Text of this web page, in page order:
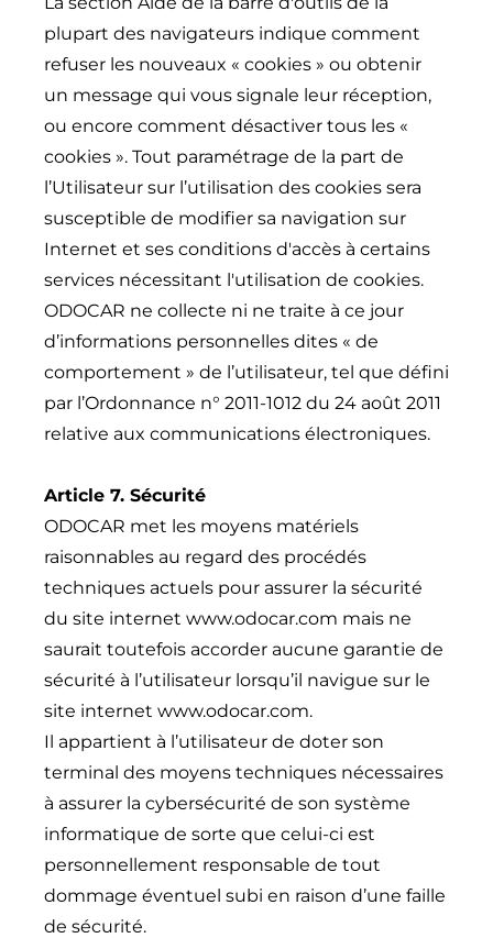
plupart des navigateurs indique comment
refuser les nouveaux « cookies » ou obtenir
un message qui vous signale leur réception,
ou encore comment désactiver tous les «
cookies ». Tout paramétrage de la part de
l’Utilisateur sur l’utilisation des cookies sera
susceptible de modifier sa navigation sur
Internet et ses conditions d'accès à certains
services nécessitant l'utilisation de cookies.
ODOCAR ne collecte ni ne traite à ce jour
d’informations personnelles dites « de
comportement » de l’utilisateur, tel que défini
par l’Ordonnance n° 2011-1012 du 24 août 2011
relative aux communications électroniques.
Article 7. Sécurité
ODOCAR met les moyens matériels
raisonnables au regard des procédés
techniques actuels pour assurer la sécurité
du site internet www.odocar.com mais ne
saurait toutefois accorder aucune garantie de
sécurité à l’utilisateur lorsqu’il navigue sur le
site internet www.odocar.com.
Il appartient à l’utilisateur de doter son
terminal des moyens techniques nécessaires
à assurer la cybersécurité de son système
informatique de sorte que celui-ci est
personnellement responsable de tout
dommage éventuel subi en raison d’une faille
de sécurité.